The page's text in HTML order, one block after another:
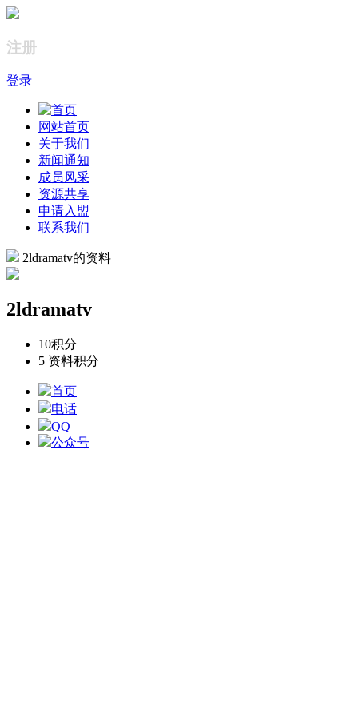
注册
登录
网站首页
关于我们
新闻通知
成员风采
资源共享
申请入盟
联系我们
2ldramatv的资料
2ldramatv
10积分
5 资料积分
首页
电话
QQ
公众号